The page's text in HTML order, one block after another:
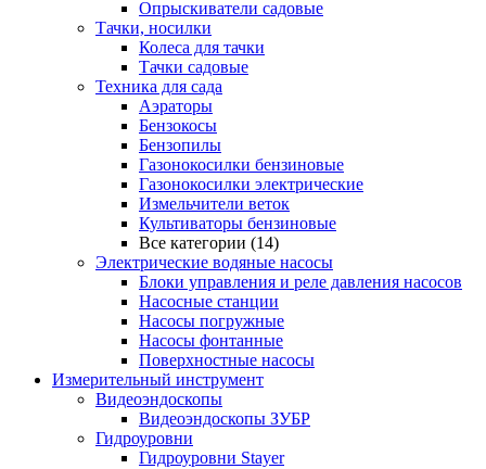
Опрыскиватели садовые
Тачки, носилки
Колеса для тачки
Тачки садовые
Техника для сада
Аэраторы
Бензокосы
Бензопилы
Газонокосилки бензиновые
Газонокосилки электрические
Измельчители веток
Культиваторы бензиновые
Все категории (14)
Электрические водяные насосы
Блоки управления и реле давления насосов
Насосные станции
Насосы погружные
Насосы фонтанные
Поверхностные насосы
Измерительный инструмент
Видеоэндоскопы
Видеоэндоскопы ЗУБР
Гидроуровни
Гидроуровни Stayer